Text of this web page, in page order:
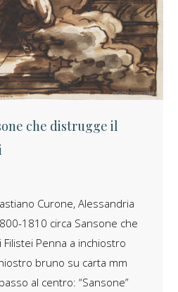
che distrugge il
Curone, Alessandria
1810 circa Sansone che
Penna a inchiostro
bruno su carta mm
al centro: “Sansone”